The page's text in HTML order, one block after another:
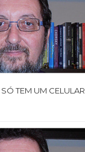
TEM UM CELULAR